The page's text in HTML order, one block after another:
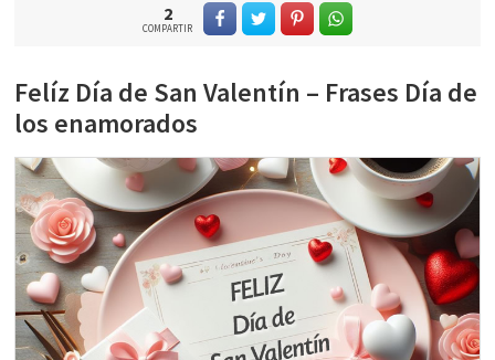
2
COMPARTIR
Felíz Día de San Valentín – Frases Día de
los enamorados